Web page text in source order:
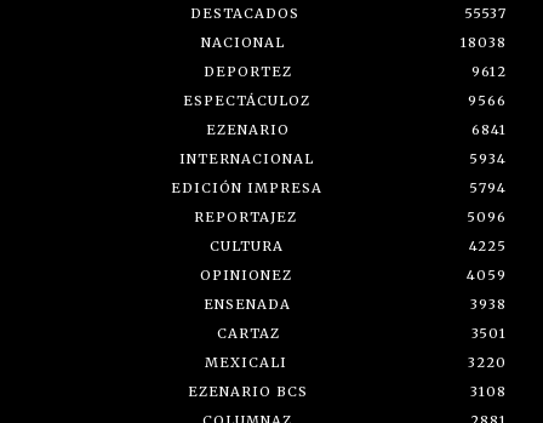
DESTACADOS
55537
NACIONAL
18038
DEPORTEZ
9612
ESPECTÁCULOZ
9566
EZENARIO
6841
INTERNACIONAL
5934
EDICIÓN IMPRESA
5794
REPORTAJEZ
5096
CULTURA
4225
OPINIONEZ
4059
ENSENADA
3938
CARTAZ
3501
MEXICALI
3220
EZENARIO BCS
3108